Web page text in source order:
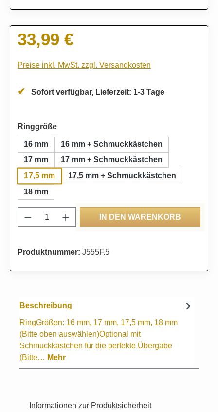
Regulärer Preis:
33,99 €
Preise inkl. MwSt. zzgl. Versandkosten
Sofort verfügbar, Lieferzeit: 1-3 Tage
Ringgrößeauswählen
16 mm
16 mm + Schmuckkästchen
17 mm
17 mm + Schmuckkästchen
17,5 mm
17,5 mm + Schmuckkästchen
18 mm
Produkt Anzahl: Gib den gewünschten
IN DEN WARENKORB
Produktnummer: J555F.5
Beschreibung
RingGrößen: 16 mm, 17 mm, 17,5 mm, 18 mm
(Bitte oben auswählen)Optional mit
Schmuckkästchen für die perfekte Übergabe
(Bitte… Mehr
Informationen zur Produktsicherheit